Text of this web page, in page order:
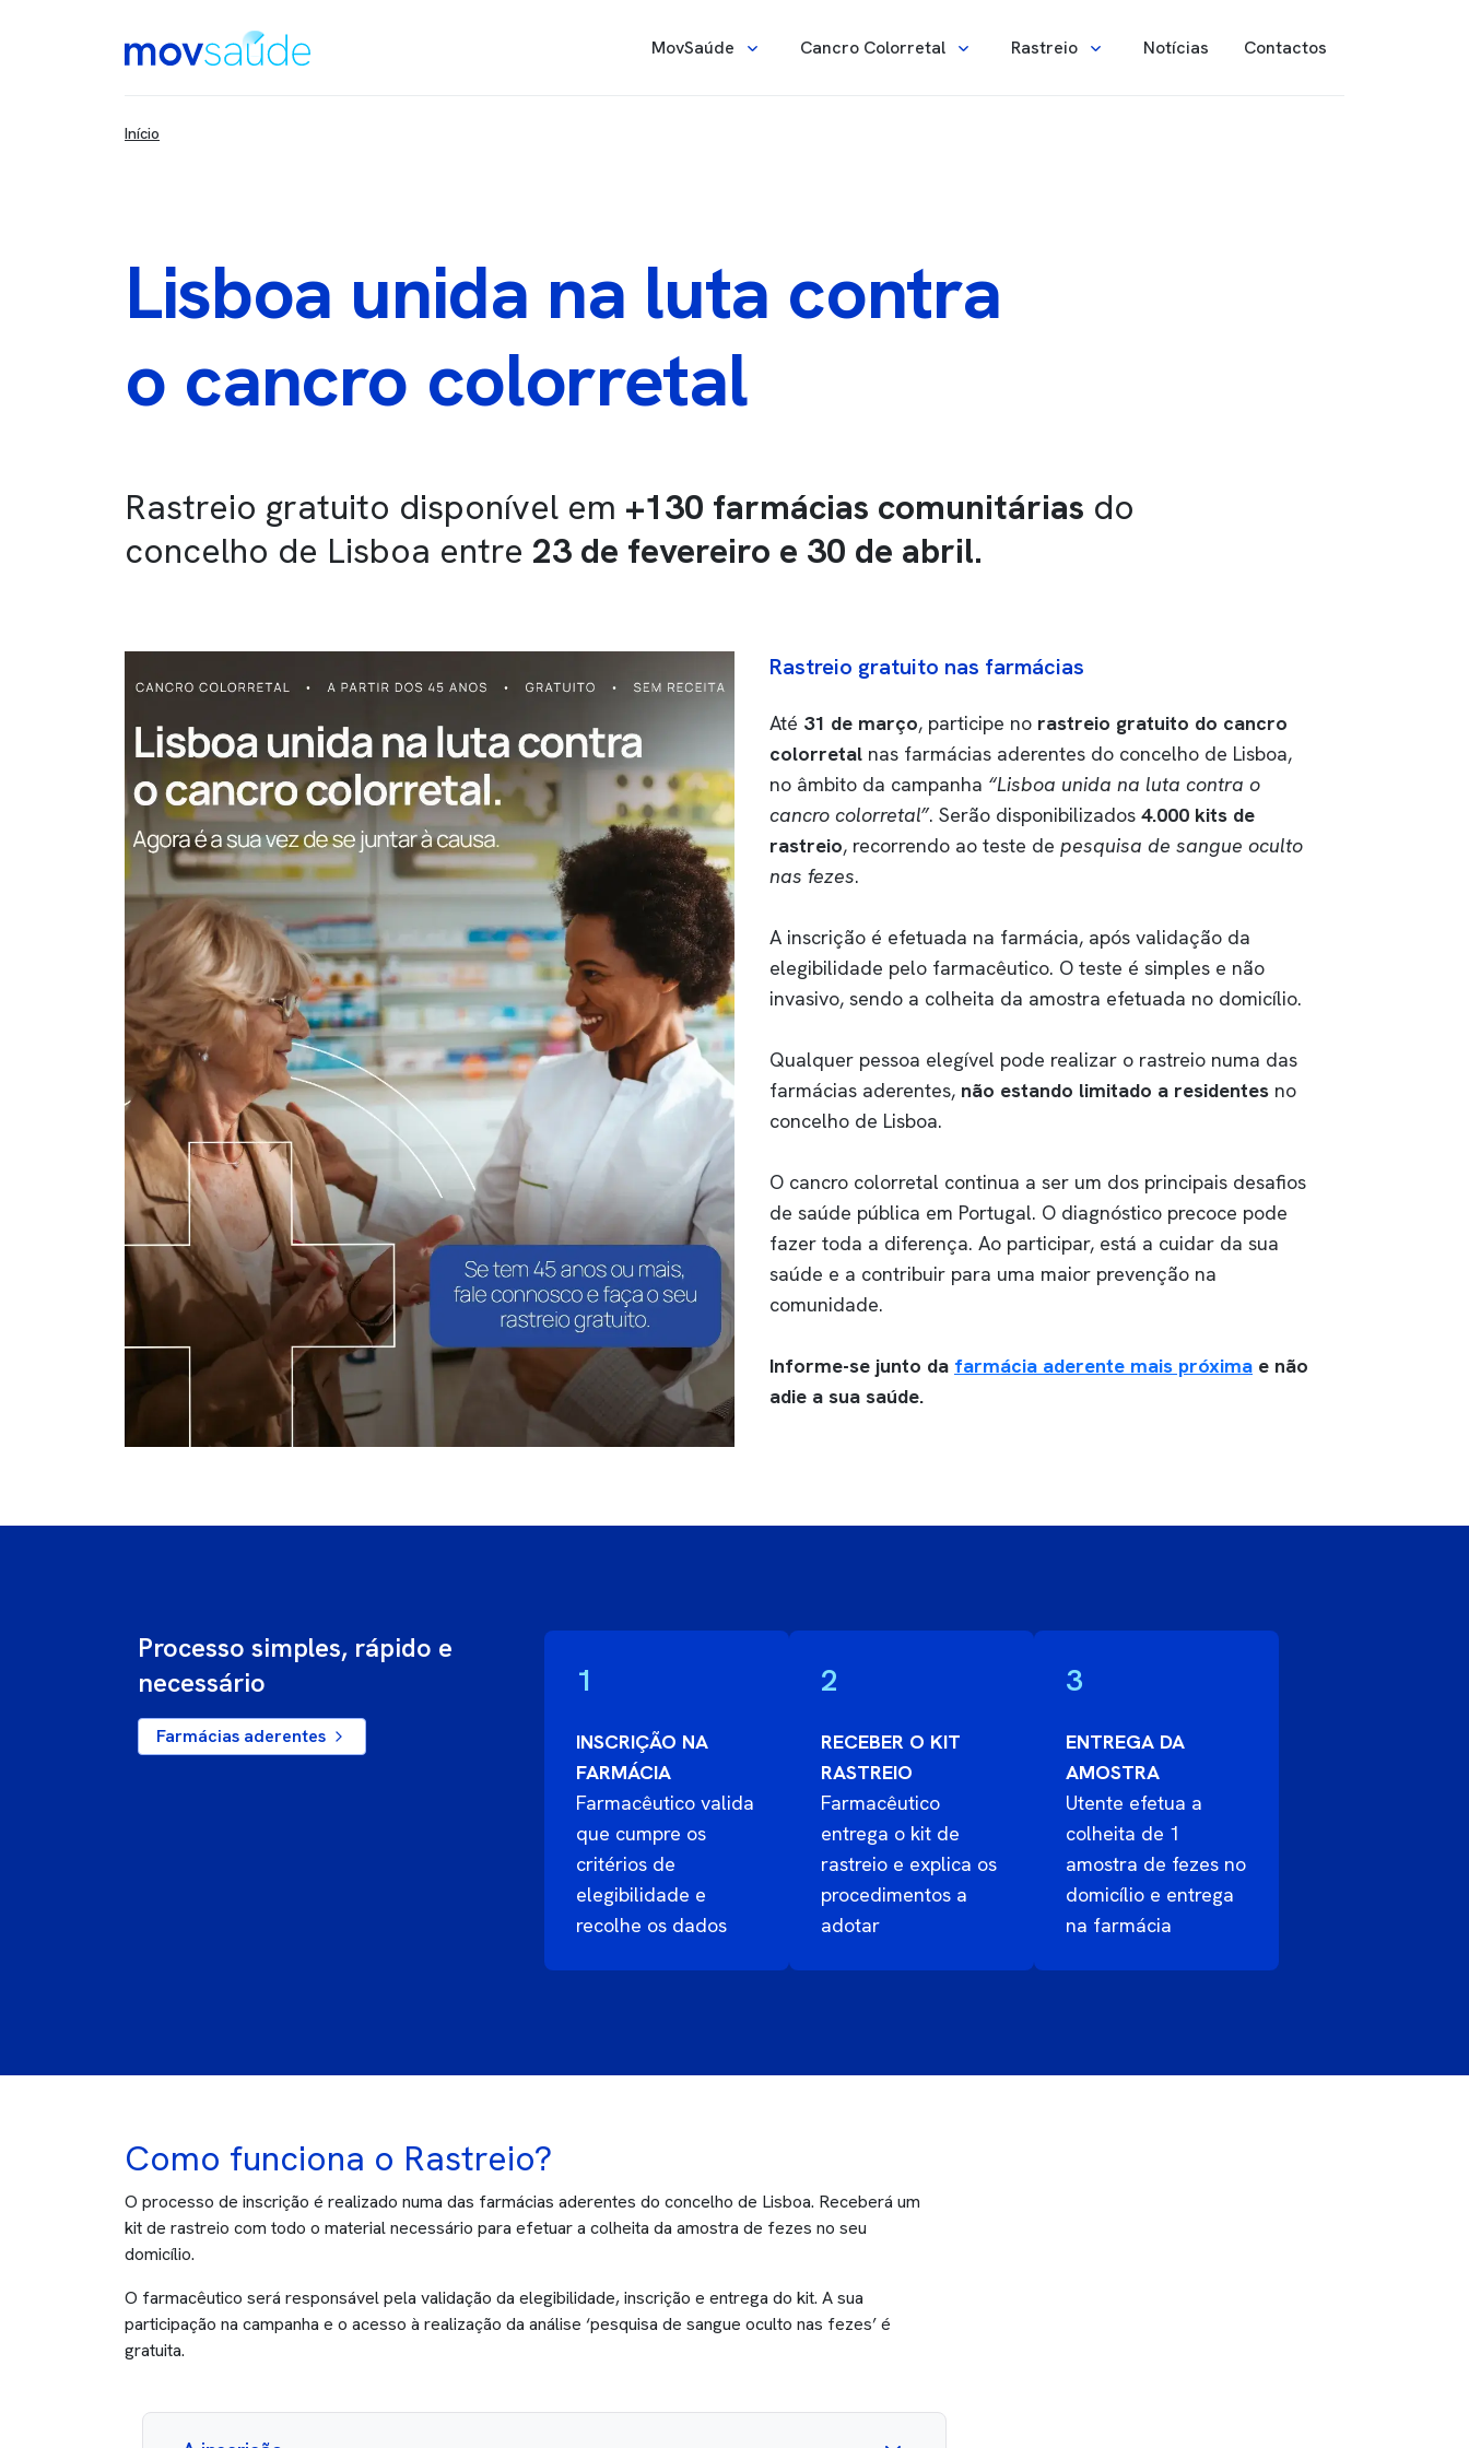
MovSaúde Cancro Colorretal Rastreio Notícias Contactos
Início
Lisboa unida na luta contra
o cancro colorretal
Rastreio gratuito disponível em +130 farmácias comunitárias do
concelho de Lisboa entre 23 de fevereiro e 30 de abril.
Rastreio gratuito nas farmácias
Até 31 de março, participe no rastreio gratuito do cancro
colorretal nas farmácias aderentes do concelho de Lisboa,
no âmbito da campanha “Lisboa unida na luta contra o
cancro colorretal”. Serão disponibilizados 4.000 kits de
rastreio, recorrendo ao teste de pesquisa de sangue oculto
nas fezes.
A inscrição é efetuada na farmácia, após validação da
elegibilidade pelo farmacêutico. O teste é simples e não
invasivo, sendo a colheita da amostra efetuada no domicílio.
Qualquer pessoa elegível pode realizar o rastreio numa das
farmácias aderentes, não estando limitado a residentes no
concelho de Lisboa.
O cancro colorretal continua a ser um dos principais desafios
de saúde pública em Portugal. O diagnóstico precoce pode
fazer toda a diferença. Ao participar, está a cuidar da sua
saúde e a contribuir para uma maior prevenção na
comunidade.
Informe-se junto da farmácia aderente mais próxima e não
adie a sua saúde.
Processo simples, rápido e
necessário
Farmácias aderentes
1
INSCRIÇÃO NA
FARMÁCIA
Farmacêutico valida
que cumpre os
critérios de
elegibilidade e
recolhe os dados
2
RECEBER O KIT
RASTREIO
Farmacêutico
entrega o kit de
rastreio e explica os
procedimentos a
adotar
3
ENTREGA DA
AMOSTRA
Utente efetua a
colheita de 1
amostra de fezes no
domicílio e entrega
na farmácia
Como funciona o Rastreio?
O processo de inscrição é realizado numa das farmácias aderentes do concelho de Lisboa. Receberá um
kit de rastreio com todo o material necessário para efetuar a colheita da amostra de fezes no seu
domicílio.
O farmacêutico será responsável pela validação da elegibilidade, inscrição e entrega do kit. A sua
participação na campanha e o acesso à realização da análise ‘pesquisa de sangue oculto nas fezes’ é
gratuita.